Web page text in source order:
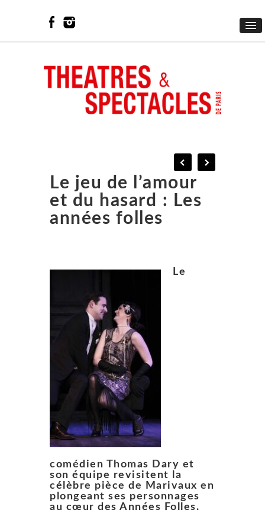
Le jeu de l’amour
et du hasard : Les
années folles
Le
comédien Thomas Dary et
son équipe revisitent la
célèbre pièce de Marivaux en
plongeant ses personnages
au cœur des Années Folles.